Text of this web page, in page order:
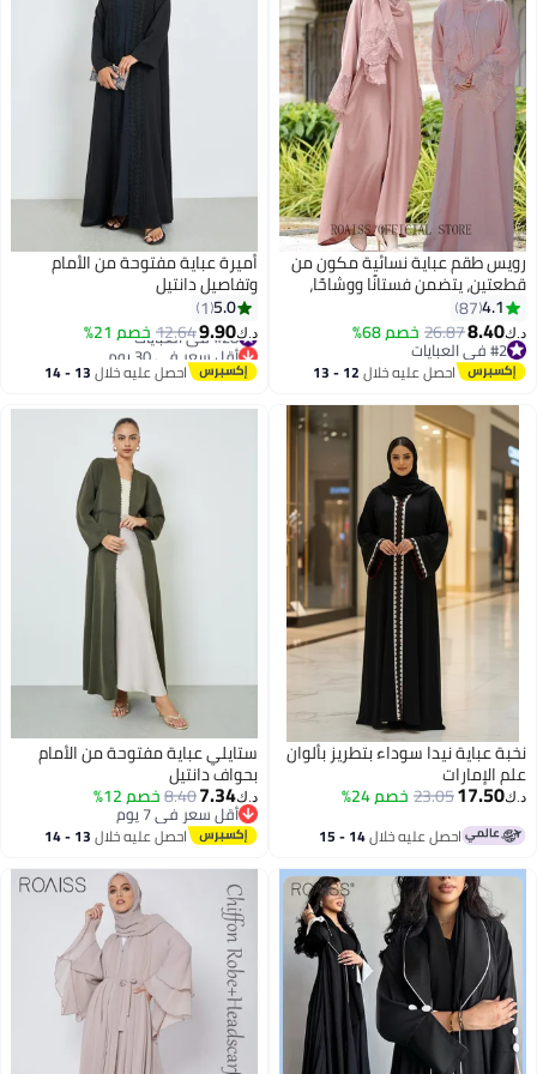
رويس طقم عباية نسائية مكون من
قطعتين، يتضمن فستانًا ووشاحًا،
بلون وردي سادة، مطرز بالدانتيل
الزهري، بأكمام طويلة، مناسب
لفصلي الربيع والصيف، وعيد الفطر،
وعيد الأضحى المبارك
4.1
87
د.ك‏8.40
26.87خصم 68%
#2 في العبايات
#2 في العبايات احصل عليه خلال 12 - 13
أميرة عباية مفتوحة من الأمام
وتفاصيل دانتيل
5.0
1
د.ك‏9.90
12.64خصم 21% #28 في العبايات
أقل سعر في 30 يوم
#28 في العبايات احصل عليه خلال 13 - 14
نخبة عباية نيدا سوداء بتطريز بألوان
علم الإمارات
د.ك‏17.50
23.05خصم 24%
احصل عليه خلال 14 - 15
2
ستايلي عباية مفتوحة من الأمام
بحواف دانتيل
د.ك‏7.34
8.40خصم 12%
أقل سعر في 7 يوم
أقل سعر في 7 يوماحصل عليه خلال 13 - 14